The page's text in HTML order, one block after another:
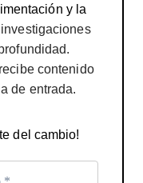
y la
contenido
de entrada.
del cambio!